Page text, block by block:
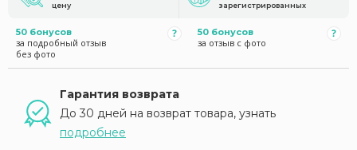
цену
зарегистрированных
50 бонусов
за подробный отзыв
без фото
50 бонусов
за отзыв с фото
Гарантия возврата
До 30 дней на возврат товара, узнать
подробнее